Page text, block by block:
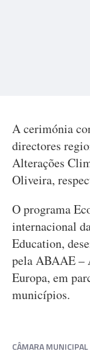
A cerimónia
directores
Alterações
Oliveira,
O programa
internacional
Education,
pela ABAAE –
Europa, em
municípios.
CÂMARA